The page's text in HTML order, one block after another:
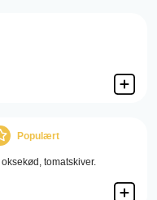
Populært
oksekød, tomatskiver.